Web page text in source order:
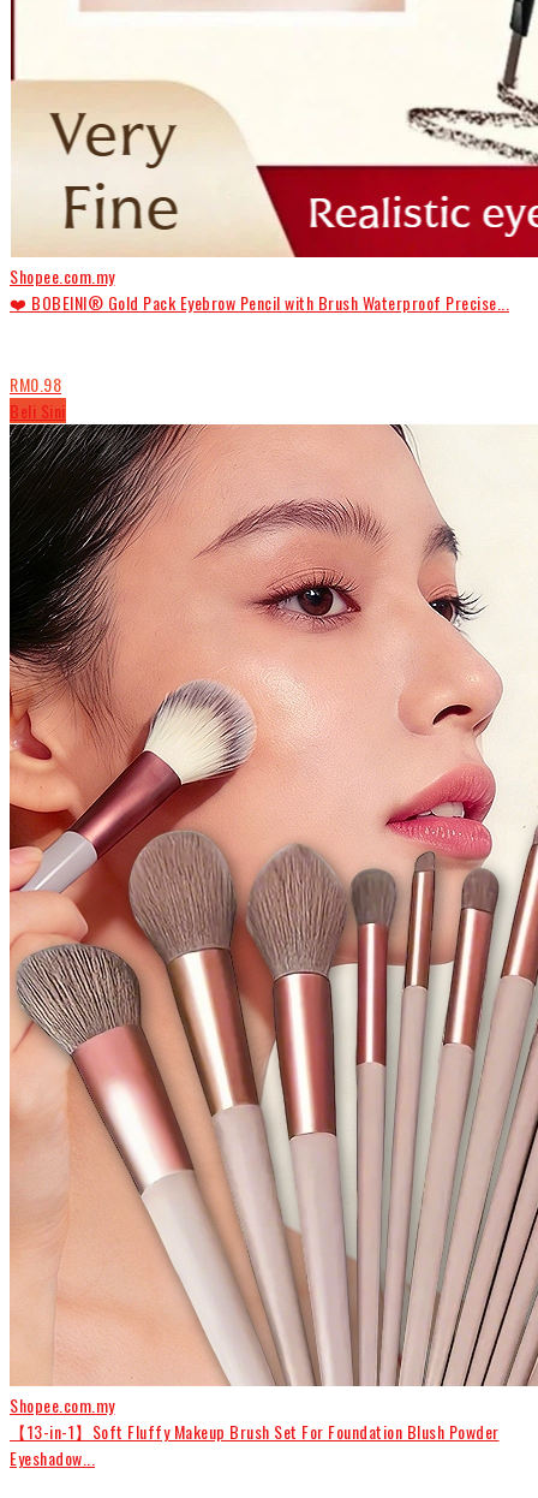
Shopee.com.my
❤️ BOBEINI® Gold Pack Eyebrow Pencil with Brush Waterproof Precise...
RM0.98
Beli Sini
Shopee.com.my
【13-in-1】Soft Fluffy Makeup Brush Set For Foundation Blush Powder
Eyeshadow...